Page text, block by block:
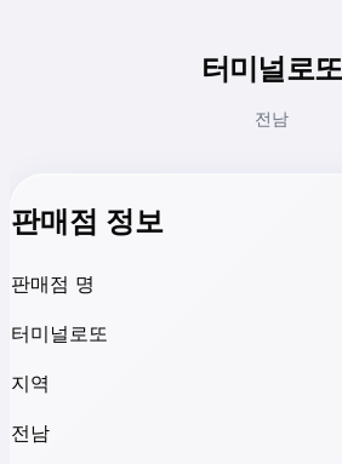
터미널로또
전남
판매점 정보
판매점 명
터미널로또
지역
전남